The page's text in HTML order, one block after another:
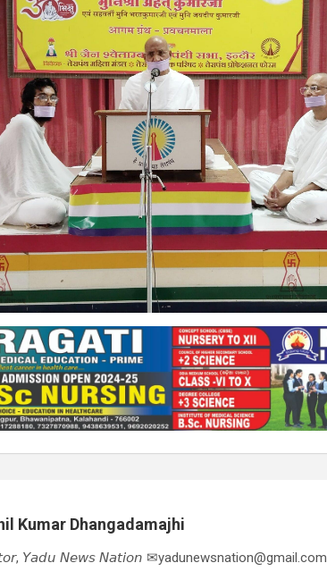
Kumar Dhangadamajhi
𝘠𝘢𝘥𝘶 𝘕𝘦𝘸𝘴 𝘕𝘢𝘵𝘪𝘰𝘯 ✉yadunewsnation@gmail.com